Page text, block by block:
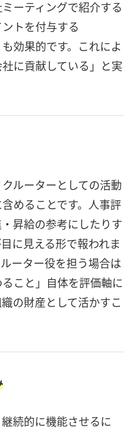
ーティングで紹介する
トを付与する
効果的です。これによ
に貢献している」と実
ルーターとしての活動
めることです。人事評
昇給の参考にしたりす
に見える形で報われま
ーター役を担う場合は
こと」自体を評価軸に
の財産として活かすこ
続的に機能させるに